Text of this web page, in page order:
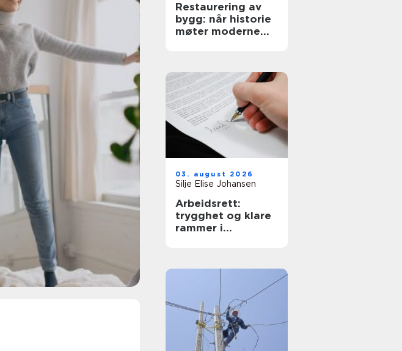
Restaurering av
bygg: når historie
møter moderne
03. august 2026
Silje Elise Johansen
Arbeidsrett:
trygghet og klare
rammer i